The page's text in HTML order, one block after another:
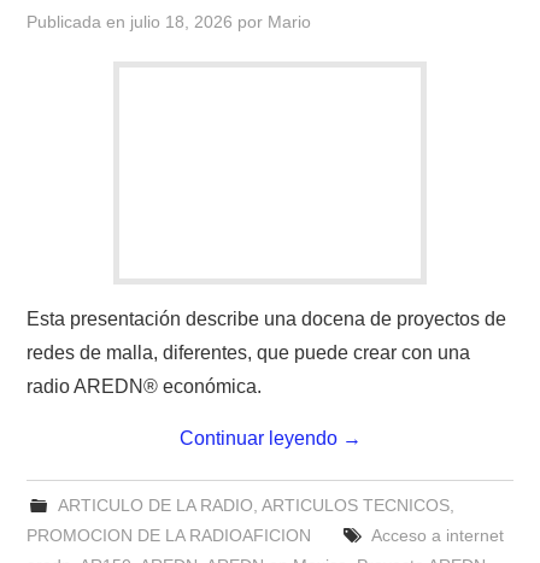
Publicada en julio 18, 2026 por Mario
Esta presentación describe una docena de proyectos de
redes de malla, diferentes, que puede crear con una
radio AREDN® económica.
Continuar leyendo →
ARTICULO DE LA RADIO, ARTICULOS TECNICOS,
PROMOCION DE LA RADIOAFICION
Acceso a internet